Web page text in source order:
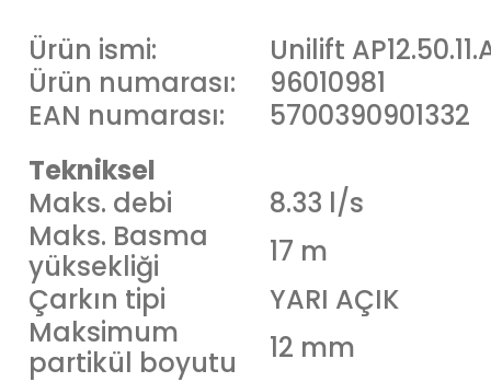
Ürün ismi:
Unilift
Ürün numarası:
96010981
EAN numarası:
5700390901332
Tekniksel
Maks. debi
8.33 l/s
Maks. Basma
yüksekliği
17 m
Çarkın tipi
YARI AÇIK
Maksimum
partikül boyutu
12 mm